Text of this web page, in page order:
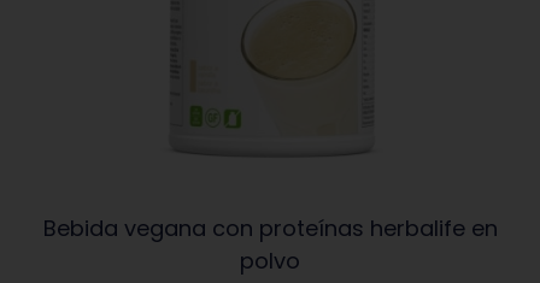
Bebida vegana con proteínas herbalife en
polvo